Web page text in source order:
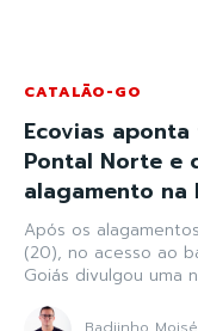
CATALÃO-GO
Ecovias
Pontal Norte e
alagamento na
Após os
(20), no acesso ao
Goiás divulgou uma